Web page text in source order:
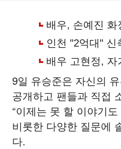
9일 유승준은 자신의
공개하고 팬들과 직접
“이제는 못 할 이야기
비롯한 다양한 질문에
다.